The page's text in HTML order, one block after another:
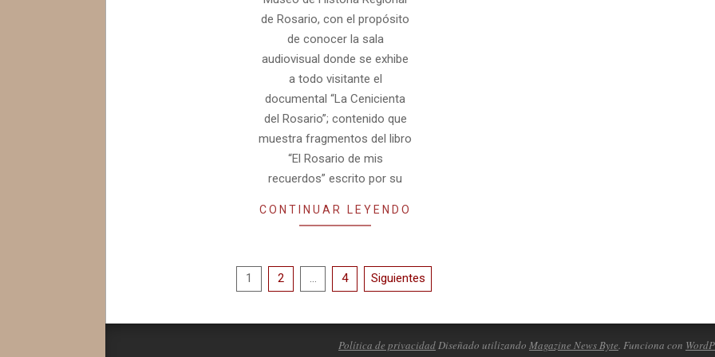
de Rosario, con el propósito
de conocer la sala
audiovisual donde se exhibe
a todo visitante el
documental “La Cenicienta
del Rosario”; contenido que
muestra fragmentos del libro
“El Rosario de mis
recuerdos” escrito por su
CONTINUAR LEYENDO
Paginación
entradas
1 2 … 4 Siguientes
Política de privacidadDiseñado utilizando Magazine News Byte. Funciona con